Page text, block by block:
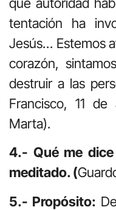
tentación ha
Jesús… Estemos
corazón,
destruir a las
Francisco, 11
Marta).
4.- Qué me
meditado. (
5.- Propósito: